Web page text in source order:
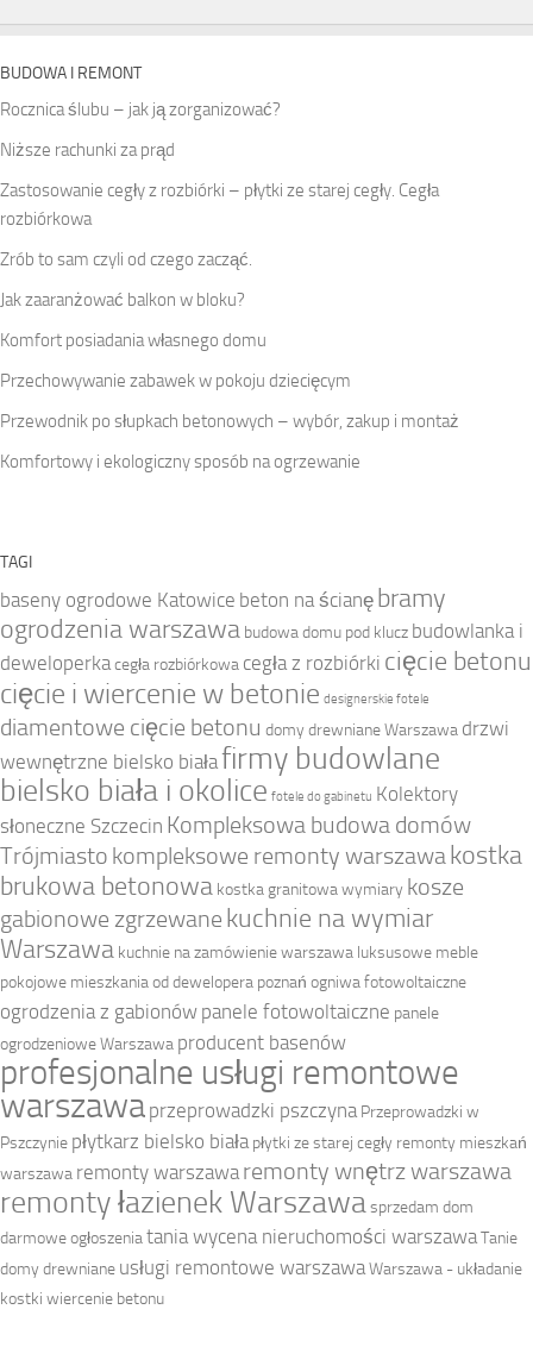
BUDOWA I REMONT
Rocznica ślubu – jak ją zorganizować?
Niższe rachunki za prąd
Zastosowanie cegły z rozbiórki – płytki ze starej cegły. Cegła
rozbiórkowa
Zrób to sam czyli od czego zacząć.
Jak zaaranżować balkon w bloku?
Komfort posiadania własnego domu
Przechowywanie zabawek w pokoju dziecięcym
Przewodnik po słupkach betonowych – wybór, zakup i montaż
Komfortowy i ekologiczny sposób na ogrzewanie
TAGI
baseny ogrodowe Katowice beton na ścianę bramy
ogrodzenia warszawa budowa domu pod klucz budowlanka i
deweloperkacegła rozbiórkowa cegła z rozbiórki cięcie betonu
cięcie i wiercenie w betonie designerskie fotele
diamentowe cięcie betonu domy drewniane Warszawa drzwi
wewnętrzne bielsko białafirmy budowlane
bielsko biała i okolice fotele do gabinetu Kolektory
słoneczne Szczecin Kompleksowa budowa domów
Trójmiasto kompleksowe remonty warszawa kostka
brukowa betonowa kostka granitowa wymiary kosze
gabionowe zgrzewane kuchnie na wymiar
Warszawa kuchnie na zamówienie warszawa luksusowe meble
pokojowe mieszkania od dewelopera poznań ogniwa fotowoltaiczne
ogrodzenia z gabionów panele fotowoltaiczne panele
ogrodzeniowe Warszawa producent basenów
profesjonalne usługi remontowe
warszawa przeprowadzki pszczyna Przeprowadzki w
Pszczynie płytkarz bielsko biała płytki ze starej cegły remonty mieszkań
warszawa remonty warszawa remonty wnętrz warszawa
remonty łazienek Warszawasprzedam dom
darmowe ogłoszeniatania wycena nieruchomości warszawaTanie
domy drewniane usługi remontowe warszawaWarszawa - układanie
kostki wiercenie betonu